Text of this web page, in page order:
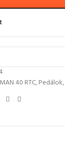
40 RTC,Pedálok,